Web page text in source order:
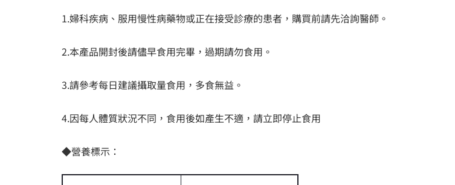
1.婦科疾病、服用慢性病藥物或正在接受診療的患者，購買前請先洽詢醫師。
2.本產品開封後請儘早食用完畢，過期請勿食用。
3.請參考每日建議攝取量食用，多食無益。
4.因每人體質狀況不同，食用後如產生不適，請立即停止食用
◆營養標示：